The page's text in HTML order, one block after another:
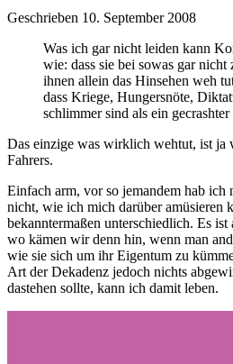
Geschrieben 10. September 2008
Was ich gar nicht leiden kann
wie: dass sie bei sowas gar
ihnen allein das Hinsehen weh
dass Kriege, Hungersnöte,
schlimmer sind als ein
Das einzige was wirklich wehtut, ist ja
Fahrers.
Einfach arm, vor so jemandem hab
nicht, wie ich mich darüber amüsieren
bekanntermaßen unterschiedlich. Es
wo kämen wir denn hin, wenn man
wie sie sich um ihr Eigentum zu
Art der Dekadenz jedoch nichts
dastehen sollte, kann ich damit leben.